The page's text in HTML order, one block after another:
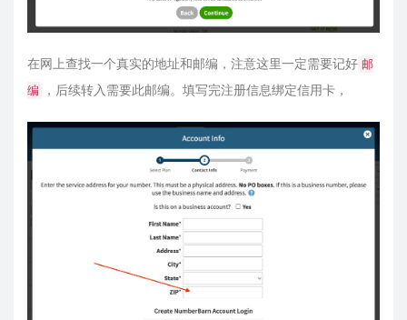
在网上查找一个真实的地址和邮编，注意这里一定需要记好 邮
编
，后续转入需要此邮编。填写完注册信息绑定信用卡，